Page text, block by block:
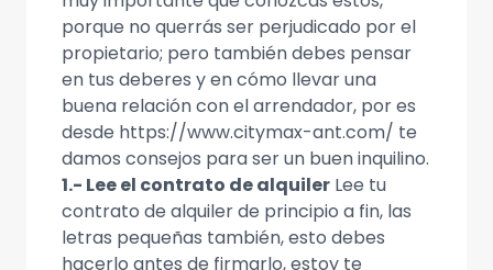
porque no querrás ser perjudicado por el
propietario; pero también debes pensar
en tus deberes y en cómo llevar una
buena relación con el arrendador, por es
desde https://www.citymax-ant.com/ te
damos consejos para ser un buen inquilino.
1.- Lee el contrato de alquiler Lee tu
contrato de alquiler de principio a fin, las
letras pequeñas también, esto debes
hacerlo antes de firmarlo, estoy te